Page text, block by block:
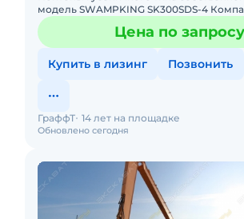
модель SWAMPKING SK300SDS-4
является производителем плавающих
«SWAMPKING». ДаннЦена по запросу
Купить в лизинг Позвонить
Обновлено сегодня
ГраффТ 14 лет на площадке